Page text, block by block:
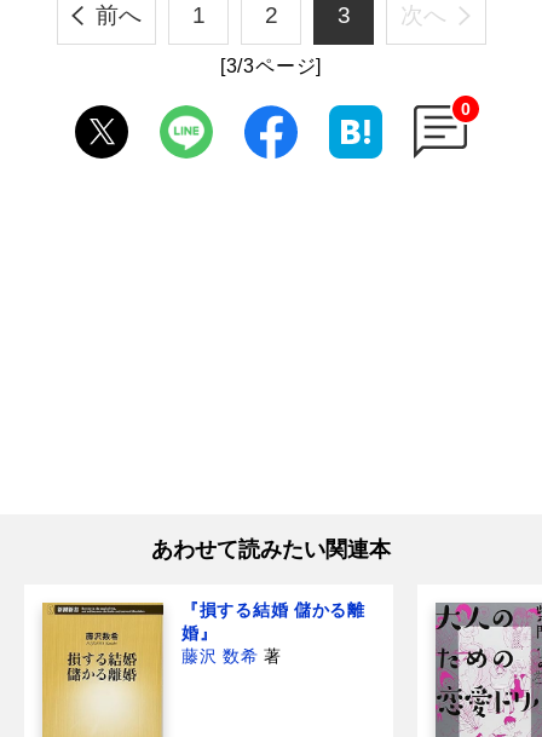
前へ 1 2 3 次へ
[3/3ページ]
0
あわせて読みたい関連本
『損する結婚 儲かる離
婚』
藤沢 数希 著